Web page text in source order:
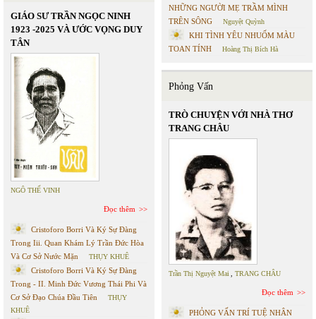
GIÁO SƯ TRẦN NGỌC NINH
1923 -2025 VÀ ƯỚC VỌNG DUY
TÂN
NGÔ THẾ VINH
Đọc thêm
Cristoforo Borri Và Ký Sự Đàng
Trong Iii. Quan Khám Lý Trần Đức Hòa
Và Cơ Sở Nước Mặn
THỤY KHUÊ
Cristoforo Borri Và Ký Sự Đàng
Trong - II. Minh Đức Vương Thái Phi Và
Cơ Sở Đạo Chúa Đầu Tiên
THỤY
KHUÊ
NHỮNG NGƯỜI MẸ TRẦM MÌNH
TRÊN SÔNG
Nguyệt Quỳnh
KHI TÌNH YÊU NHUỐM MÀU
TOAN TÍNH
Hoàng Thị Bích Hà
Phỏng Vấn
TRÒ CHUYỆN VỚI NHÀ THƠ
TRANG CHÂU
Trần Thị Nguyệt Mai TRANG CHÂU
Đọc thêm
PHỎNG VẤN TRÍ TUỆ NHÂN